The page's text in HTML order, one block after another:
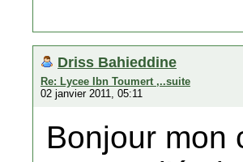
Driss Bahieddine
Re: Lycee Ibn Toumert ,..suite
02 janvier 2011, 05:11
Bonjour mon